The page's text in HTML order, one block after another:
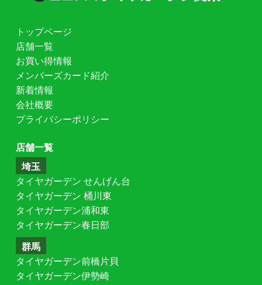
トップページ
店舗一覧
お買い得情報
メンバーズカード紹介
新着情報
会社概要
プライバシーポリシー
店舗一覧
埼玉
タイヤガーデン せんげん台
タイヤガーデン 桶川東
タイヤガーデン浦和東
タイヤガーデン春日部
群馬
タイヤガーデン前橋片貝
タイヤガーデン伊勢崎